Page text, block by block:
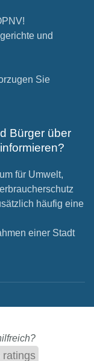
und
Sie
Bürger über
für Umwelt,
häufig eine
einer Stadt
ratings